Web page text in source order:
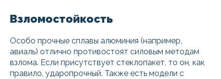
Взломостойкость
Особо прочные сплавы алюминия (например,
авиаль) отлично противостоят силовым методам
взлома. Если присутствует стеклопакет, то он, как
правило, ударопрочный. Также есть модели с